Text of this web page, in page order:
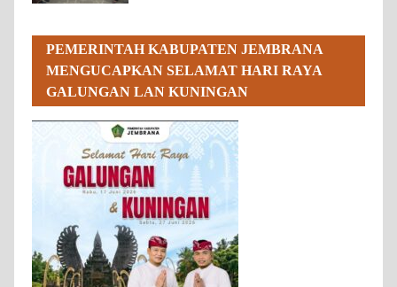
PEMERINTAH KABUPATEN JEMBRANA
MENGUCAPKAN SELAMAT HARI RAYA
GALUNGAN LAN KUNINGAN